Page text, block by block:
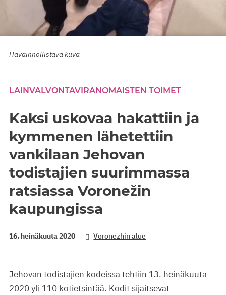
Havainnollistava kuva
LAINVALVONTAVIRANOMAISTEN TOIMET
Kaksi uskovaa hakattiin ja
kymmenen lähetettiin
vankilaan Jehovan
todistajien suurimmassa
ratsiassa Voronežin
kaupungissa
16. heinäkuuta 2020 Voronezhin alue
Jehovan todistajien kodeissa tehtiin 13. heinäkuuta
2020 yli 110 kotietsintää. Kodit sijaitsevat